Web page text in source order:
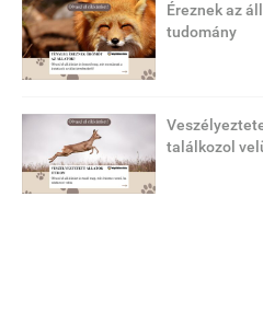
Éreznek az
tudomány
találkozol